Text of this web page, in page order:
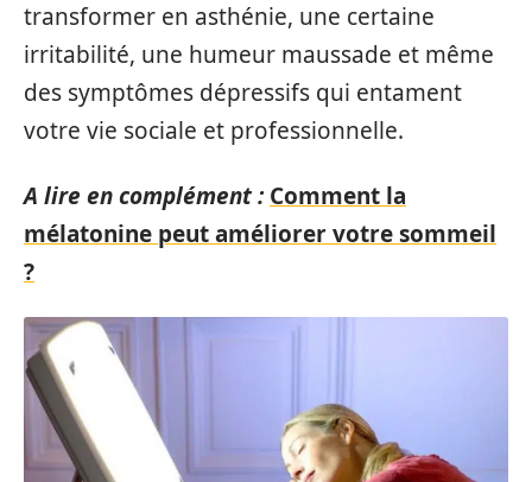
transformer en asthénie, une certaine
irritabilité, une humeur maussade et même
des symptômes dépressifs qui entament
votre vie sociale et professionnelle.
A lire en complément : Comment la
mélatonine peut améliorer votre sommeil
?